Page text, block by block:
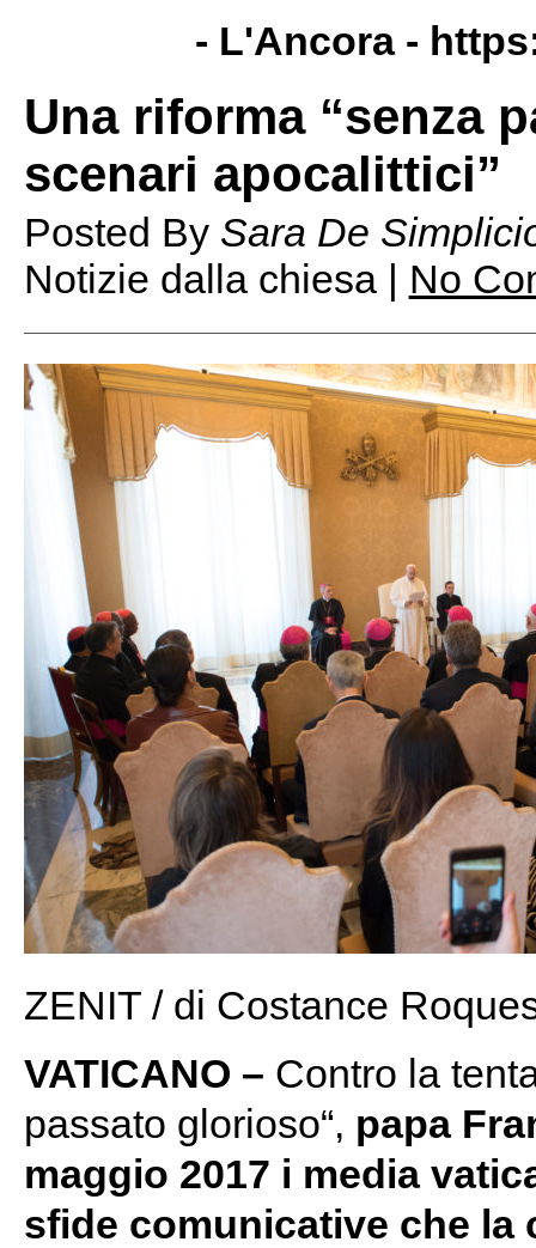
- L'Ancora -
Una riforma “senza
scenari apocalittici”
Posted By Sara De
Notizie dalla chiesa | No
ZENIT / di Costance
VATICANO – Contro la
passato glorioso“, papa
maggio 2017 i media
sfide comunicative che la